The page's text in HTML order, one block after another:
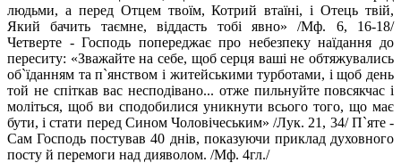
людьми, а перед Отцем твоїм, Котрий втаїні, і Отець твій,
Який бачить таємне, віддасть тобі явно» /Мф. 6, 16-18/
Четверте - Господь попереджає про небезпеку наїдання до
переситу: «Зважайте на себе, щоб серця ваші не обтяжувались
об`їданням та п`янством і житейськими турботами, і щоб день
той не спіткав вас несподівано... отже пильнуйте повсякчас і
моліться, щоб ви сподобилися уникнути всього того, що має
бути, і стати перед Сином Чоловічеським» /Лук. 21, 34/ П`яте -
Сам Господь постував 40 днів, показуючи приклад духовного
посту й перемоги над дияволом. /Мф. 4гл./